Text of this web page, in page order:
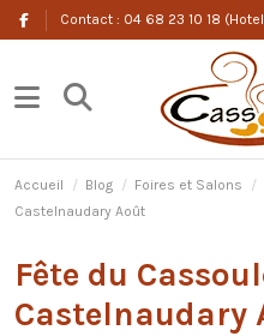
Contact : 04 68 23 10 18
Accueil Blog Foires et Salons
Castelnaudary Août
Fête du
Castelnaudary